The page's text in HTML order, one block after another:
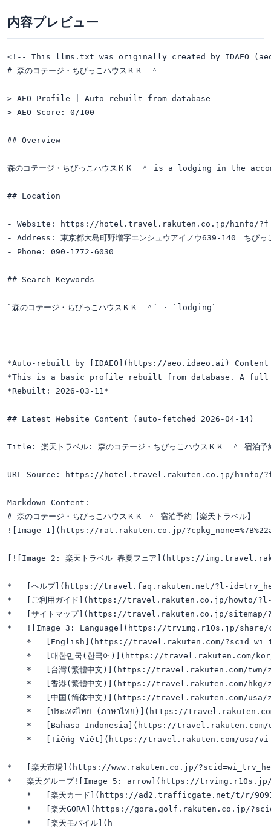
内容プレビュー
<!-- This llms.txt was originally created by IDAEO
# 森のコテージ・ちびっこハウスＫＫ　＾
> AEO Profile | Auto-rebuilt from database
> AEO Score: 0/100
## Overview
森のコテージ・ちびっこハウスＫＫ　＾ is a lodging in the
## Location
- Website: https://hotel.travel.rakuten.co.jp/hinfo/
- Address: 東京都大島町野増字エンシュウアイノウ639-140　ちびっ
- Phone: 090-1772-6030
## Search Keywords
`森のコテージ・ちびっこハウスＫＫ　＾` · `lodging`
---
*Auto-rebuilt by [IDAEO](https://aeo.idaeo.ai) Content
*This is a basic profile rebuilt from database. A
*Rebuilt: 2026-03-11*
## Latest Website Content (auto-fetched 2026-04-14)
Title: 楽天トラベル: 森のコテージ・ちびっこハウスＫＫ　＾ 宿泊予
URL Source: https://hotel.travel.rakuten.co.jp/hinfo/
Markdown Content:
# 森のコテージ・ちびっこハウスＫＫ ＾ 宿泊予約【楽天トラベル】
![Image 1](https://rat.rakuten.co.jp/
[![Image 2: 楽天トラベル 春夏フェア](https://
*   [ヘルプ](https://travel.faq.rakuten.net/?l-
*   [ご利用ガイド](https://travel.rakuten.co.jp/howto/
*   [サイトマップ](https://travel.rakuten.co.jp/sitemap/
*   ![Image 3: Language](https://trvimg.r10s.jp/share/
*   [English](https://travel.rakuten.com/
*   [대한민국(한국어)](https://travel.rakuten.com/
*   [台灣(繁體中文)](https://travel.rakuten.com/
*   [香港(繁體中文)](https://travel.rakuten.com/
*   [中国(简体中文)](https://travel.rakuten.com/
*   [ประเทศไทย (ภาษาไทย)](https://
*   [Bahasa Indonesia](https://
*   [Tiếng Việt](https://travel.rakuten.com/usa/
*   [楽天市場](https://www.rakuten.co.jp/
*   楽天グループ![Image 5: arrow](https://trvimg.r10s.jp/
*   [楽天カード](https://ad2.trafficgate.net/t/r/
*   [楽天GORA](https://gora.golf.rakuten.co.jp/
    *   [楽天モバイル](h